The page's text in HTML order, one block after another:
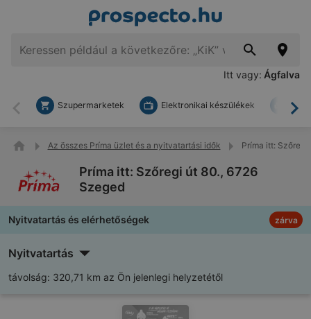
Itt vagy: Ágfalva
Vissza
Szupermarketek Elektronikai készülékek
Az összes Príma üzlet és a nyitvatartási idők Príma itt: Szőregi
Príma itt: Szőregi út 80., 6726
Szeged
Nyitvatartás és elérhetőségek zárva
Nyitvatartás
távolság: 320,71 km az Ön jelenlegi helyzetétől